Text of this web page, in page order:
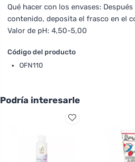
Qué hacer con los envases:
contenido, deposita el frasco en el
Valor de pH: 4,50-5,00
Código del producto
OFN110
Podría interesarle